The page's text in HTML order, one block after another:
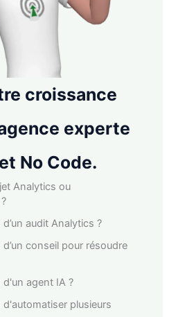
croissance
experte
No Code.
Analytics ou
audit Analytics ?
conseil pour résoudre
agent IA ?
plusieurs